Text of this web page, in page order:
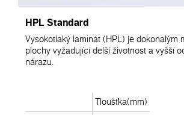
HPL Standard
Vysokotlaký laminát (HPL) je dokonalým
plochy vyžadující delší životnost a vyšší
nárazu.
Tloušťka(mm)